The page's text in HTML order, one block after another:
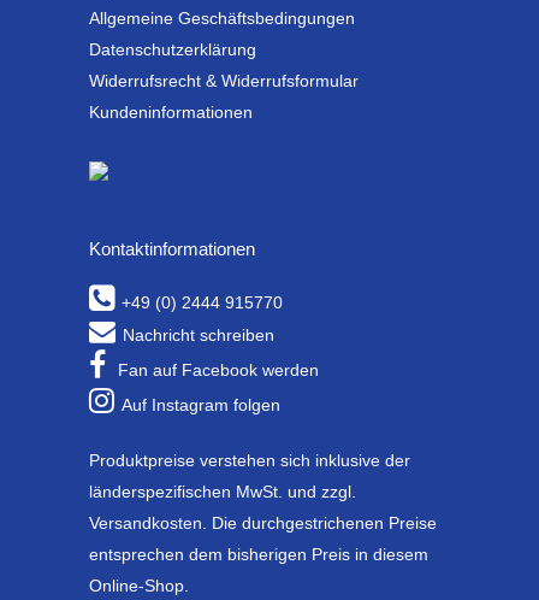
Allgemeine Geschäftsbedingungen
Datenschutzerklärung
Widerrufsrecht & Widerrufsformular
Kundeninformationen
Kontaktinformationen
+49 (0) 2444 915770
Nachricht schreiben
Fan auf Facebook werden
Auf Instagram folgen
Produktpreise verstehen sich inklusive der
länderspezifischen MwSt. und zzgl.
Versandkosten. Die durchgestrichenen Preise
entsprechen dem bisherigen Preis in diesem
Online-Shop.